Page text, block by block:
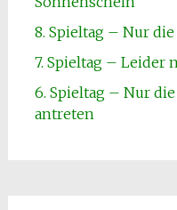
8. Spieltag – Nur
7. Spieltag – Leider
6. Spieltag – Nur
antreten